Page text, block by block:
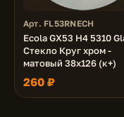
Арт. FL53RNECH
Ecola GX53 H4 5310
Стекло Круг хром -
матовый 38x126 (к+)
260 ₽